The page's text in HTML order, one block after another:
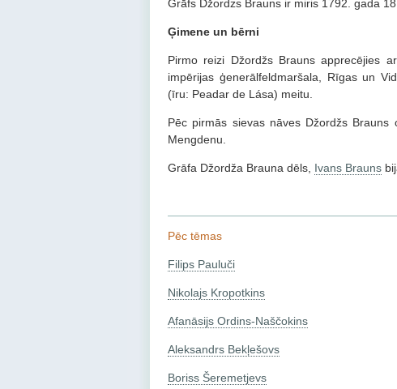
Grāfs Džordzs Brauns ir miris 1792. gada
Ģimene un bērni
Pirmo reizi Džordžs Brauns apprecējies
impērijas ģenerālfeldmaršala, Rīgas un
(īru: Peadar de Lása) meitu.
Pēc pirmās sievas nāves Džordžs
Mengdenu.
Grāfa Džordža Brauna dēls, Ivans Brauns
Pēc tēmas
Filips Pauluči
Nikolajs Kropotkins
Afanāsijs Ordins-Naščokins
Aleksandrs Bekļešovs
Boriss Šeremetjevs